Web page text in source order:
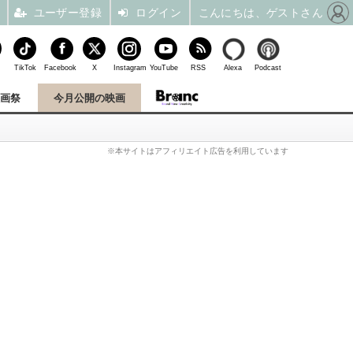
祭 今月公開の映画
※本サイトはアフィリエイト広告を利用しています
TikTok Facebook X Instagram YouTube RSS Alexa Podcast
ユーザー登録 ログイン こんにちは、ゲストさん